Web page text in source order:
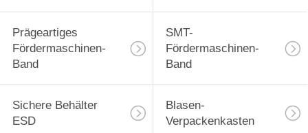
Prägeartiges
Fördermaschinen-
Band
SMT-
Fördermaschinen-
Band
Sichere Behälter
ESD
Blasen-
Verpackenkasten